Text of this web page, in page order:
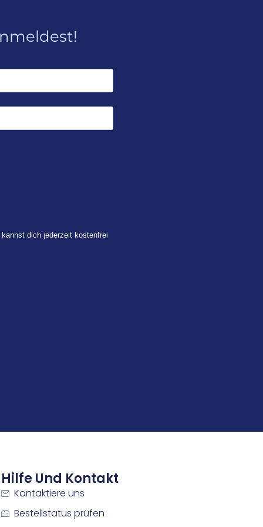
dich jederzeit kostenfrei
Hilfe Und Kontakt
Kontaktiere uns
Bestellstatus prüfen